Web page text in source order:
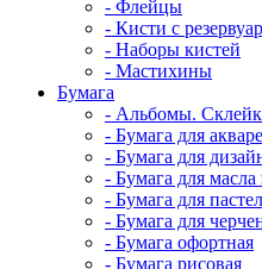
- Флейцы
- Кисти с
- Наборы кистей
- Мастихины
Бумага
- Альбомы.
- Бумага для
- Бумага для
- Бумага для масла
- Бумага для
- Бумага для
- Бумага офортная
- Бумага рисовая